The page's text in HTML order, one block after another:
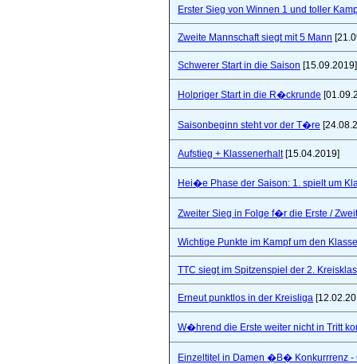
Erster Sieg von Winnen 1 und toller
Zweite Mannschaft siegt mit 5 Mann
Schwerer Start in die Saison [15.09.2019]
Holpriger Start in die R�ckrunde
Saisonbeginn steht vor der T�re
Aufstieg + Klassenerhalt[15.04.2019]
Hei�e Phase der Saison: 1. spielt um
Zweiter Sieg in Folge f�r die Erste /
Wichtige Punkte im Kampf um den
TTC siegt im Spitzenspiel der 2.
Erneut punktlos in der Kreisliga
W�hrend die Erste weiter nicht in Tritt
Einzeltitel in Damen �B� Konkurrrenz